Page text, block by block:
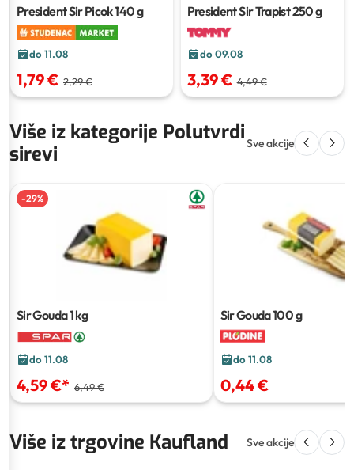
President Sir Picok140 g
do 11.08
1,79 € 2,29 €
President Sir Trapist250 g
do 09.08
3,39 € 4,49 €
Više iz kategorije Polutvrdi
sirevi
Sve akcije
-29%
Sir Gouda1 kg
do 11.08
4,59 €* 6,49 €
Sir Gouda100 g
do 11.08
0,44 €
Više iz trgovine Kaufland Sve akcije